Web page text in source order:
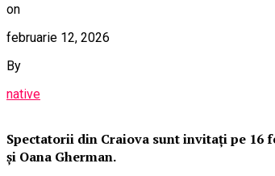
on
februarie 12, 2026
By
native
Spectatorii din Craiova sunt invitați pe 16
și Oana Gherman.